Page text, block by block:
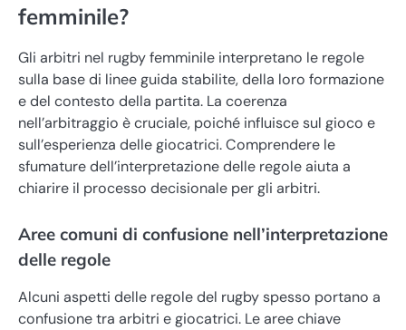
femminile?
Gli arbitri nel rugby femminile interpretano le regole
sulla base di linee guida stabilite, della loro formazione
e del contesto della partita. La coerenza
nell’arbitraggio è cruciale, poiché influisce sul gioco e
sull’esperienza delle giocatrici. Comprendere le
sfumature dell’interpretazione delle regole aiuta a
chiarire il processo decisionale per gli arbitri.
Aree comuni di confusione nell’interpretazione
delle regole
Alcuni aspetti delle regole del rugby spesso portano a
confusione tra arbitri e giocatrici. Le aree chiave